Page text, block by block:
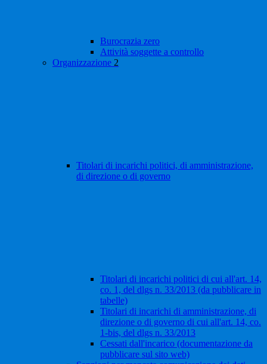
Burocrazia zero
Attività soggette a controllo
Organizzazione 2
Titolari di incarichi politici, di amministrazione,
di direzione o di governo
Titolari di incarichi politici di cui all'art. 14,
co. 1, del dlgs n. 33/2013 (da pubblicare in
tabelle)
Titolari di incarichi di amministrazione, di
direzione o di governo di cui all'art. 14, co.
1-bis, del dlgs n. 33/2013
Cessati dall'incarico (documentazione da
pubblicare sul sito web)